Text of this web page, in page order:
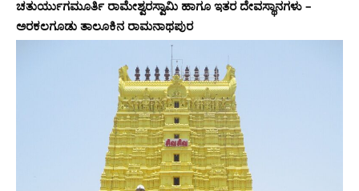
ಚತುರ್ಯುಗಮೂರ್ತಿ ರಾಮೇಶ್ವರಸ್ವಾಮಿ ಹಾಗೂ ಇತರ ದೇವಸ್ಥಾನಗಳು –
ಅರಕಲಗೂಡು ತಾಲೂಕಿನ ರಾಮನಾಥಪುರ